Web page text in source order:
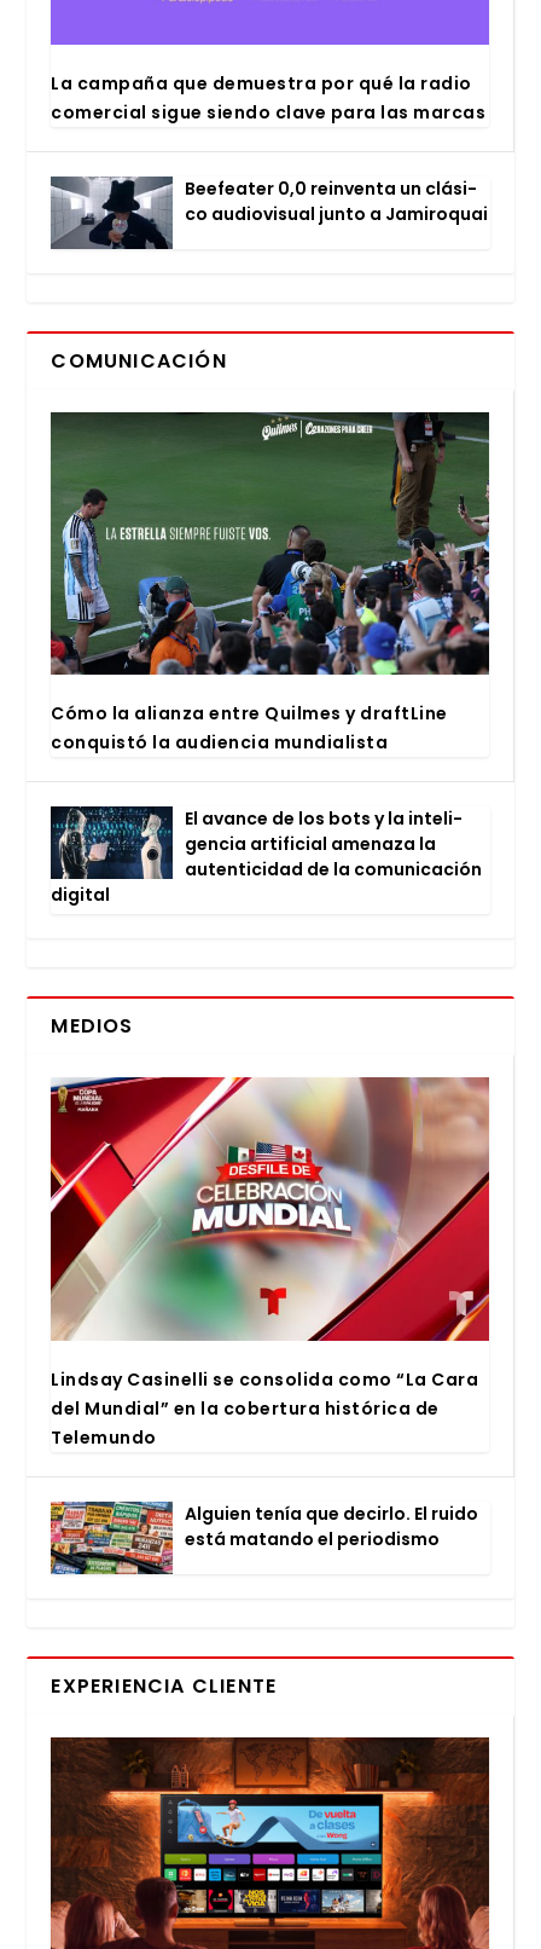
La cam­pa­ña que demues­tra por qué la radio
comer­cial sigue sien­do cla­ve para las mar­cas
Bee­fea­ter 0,0 rein­ven­ta un clá­si­
co audio­vi­sual jun­to a Jami­ro­quai
COMUNICACIÓN
Cómo la alian­za entre Quil­mes y draftLi­ne
con­quis­tó la audien­cia mun­dia­lis­ta
El avan­ce de los bots y la inte­li­
gen­cia arti­fi­cial ame­na­za la
auten­ti­ci­dad de la comu­ni­ca­ción
digi­tal
MEDIOS
Lind­say Casi­ne­lli se con­so­li­da como “La Cara
del Mun­dial” en la cober­tu­ra his­tó­ri­ca de
Tele­mun­do
Alguien tenía que decir­lo. El rui­do
está matan­do el perio­dis­mo
EXPERIENCIA CLIENTE